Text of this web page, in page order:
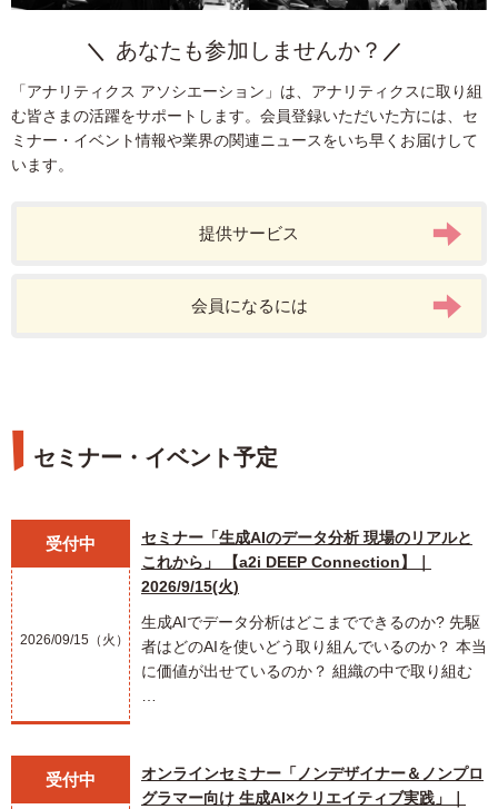
あなたも参加しませんか？
「アナリティクス アソシエーション」は、アナリティクスに取り組
む皆さまの活躍をサポートします。会員登録いただいた方には、セ
ミナー・イベント情報や業界の関連ニュースをいち早くお届けして
います。
提供サービス
会員になるには
セミナー・イベント予定
受付中
2026/09/15（火）
セミナー「生成AIのデータ分析 現場のリアルと
これから」 【a2i DEEP Connection】｜
2026/9/15(火)
生成AIでデータ分析はどこまでできるのか? 先駆
者はどのAIを使いどう取り組んでいるのか？ 本当
に価値が出せているのか？ 組織の中で取り組む
…
受付中
オンラインセミナー「ノンデザイナー＆ノンプロ
グラマー向け 生成AI×クリエイティブ実践」｜